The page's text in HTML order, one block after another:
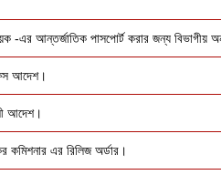
-এর আন্তর্জাতিক পাসপোর্ট করার জন্য বিভাগীয়
আদেশ।
আদেশ।
কমিশনার এর রিলিজ অর্ডার।